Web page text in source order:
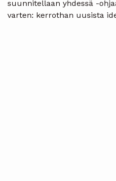
suunnitellaan yhdessä -
varten: kerrothan uusista